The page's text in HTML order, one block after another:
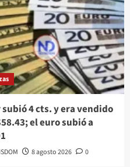
subió 4 cts. y era vendido
el euro subió a
8 agosto 2026 0